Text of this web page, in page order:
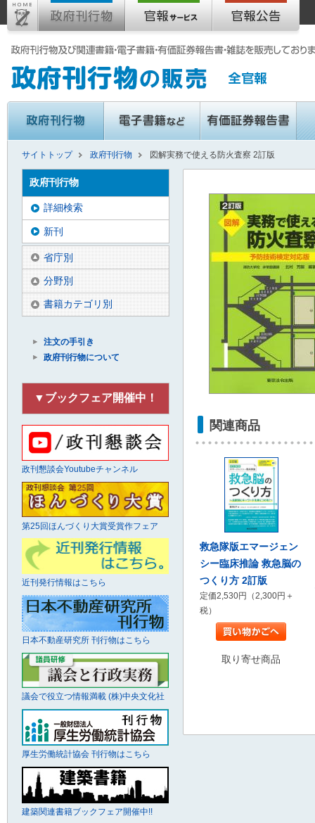
サイトトップ 政府刊行物 図解実務で使える防火査察 2訂版
関連商品
救急隊版エマージェン
シー臨床推論 救急脳の
つくり方 2訂版
定価2,530円（2,300円＋
税）
取り寄せ商品
政府刊行物
詳細検索
新刊
省庁別
分野別
書籍カテゴリ別
注文の手引き
政府刊行物について
▼ブックフェア開催中！
政刊懇談会Youtubeチャンネル
第25回ほんづくり大賞受賞作フェア
近刊発行情報はこちら
日本不動産研究所 刊行物はこちら
議会で役立つ情報満載 (株)中央文化社
厚生労働統計協会 刊行物はこちら
建築関連書籍ブックフェア開催中!!